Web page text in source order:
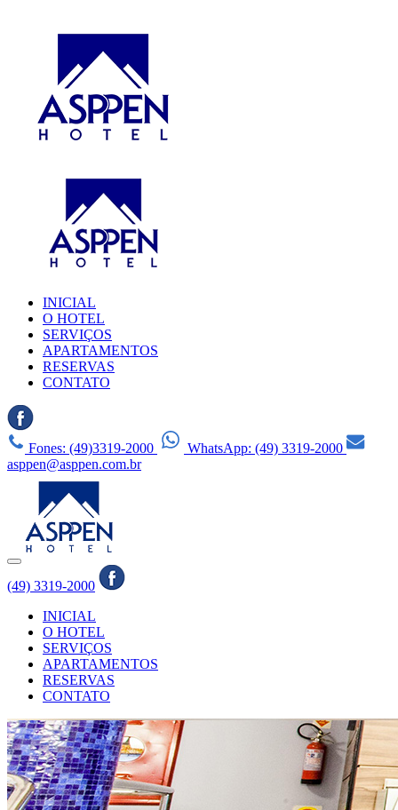
INICIAL
O HOTEL
SERVIÇOS
APARTAMENTOS
RESERVAS
CONTATO
Fones: (49)3319-2000
WhatsApp: (49) 3319-2000
asppen@asppen.com.br
(49) 3319-2000
INICIAL
O HOTEL
SERVIÇOS
APARTAMENTOS
RESERVAS
CONTATO